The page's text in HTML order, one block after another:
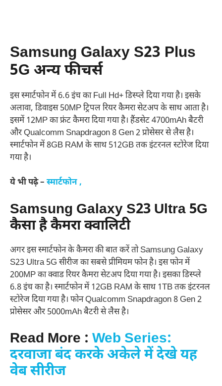
Samsung Galaxy S23 Plus
5G अन्य फीचर्स
इस स्मार्टफोन में 6.6 इंच का Full Hd+ डिस्प्ले दिया गया है। इसके
अलावा, डिवाइस 50MP ट्रिपल रियर कैमरा सेटअप के साथ आता है।
इसमें 12MP का फ्रंट कैमरा दिया गया है। हैंडसेट 4700mAh बैटरी
और Qualcomm Snapdragon 8 Gen 2 प्रोसेसर से लैस है।
स्मार्टफोन में 8GB RAM के साथ 512GB तक इंटरनल स्टोरेज दिया
गया है।
ये भी पढ़े – स्मार्टफोन ,
Samsung Galaxy S23 Ultra 5G
कैसा है कैमरा क्वालिटी
अगर इस स्मार्टफोन के कैमरा की बात करें तो Samsung Galaxy
S23 Ultra 5G सीरीज का सबसे प्रीमियम फोन है। इस फोन में
200MP का क्वाड रियर कैमरा सेटअप दिया गया है। इसका डिस्प्ले
6.8 इंच का है। स्मार्टफोन में 12GB RAM के साथ 1TB तक इंटरनल
स्टोरेज दिया गया है। फोन Qualcomm Snapdragon 8 Gen 2
प्रोसेसर और 5000mAh बैटरी से लैस है।
Read More : Web Series:
दरवाजा बंद करके अकेले में देखे यह
वेब सीरीज